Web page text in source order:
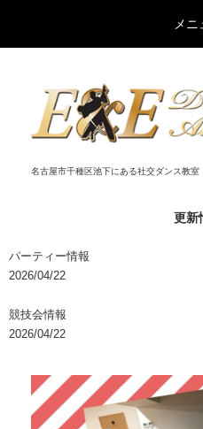
名古屋市千種区池下にある社交ダンス教室
更新
パーティー情報
2026/04/22
競技会情報
2026/04/22
メニ